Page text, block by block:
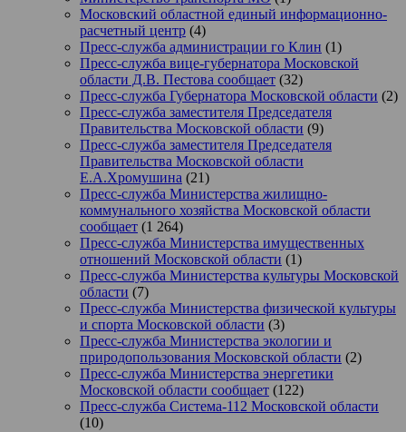
Московский областной единый информационно-
расчетный центр (4)
Пресс-служба администрации го Клин (1)
Пресс-служба вице-губернатора Московской
области Д.В. Пестова сообщает (32)
Пресс-служба Губернатора Московской области (2)
Пресс-служба заместителя Председателя
Правительства Московской области (9)
Пресс-служба заместителя Председателя
Правительства Московской области
Е.А.Хромушина (21)
Пресс-служба Министерства жилищно-
коммунального хозяйства Московской области
сообщает (1 264)
Пресс-служба Министерства имущественных
отношений Московской области (1)
Пресс-служба Министерства культуры Московской
области (7)
Пресс-служба Министерства физической культуры
и спорта Московской области (3)
Пресс-служба Министерства экологии и
природопользования Московской области (2)
Пресс-служба Министерства энергетики
Московской области сообщает (122)
Пресс-служба Система-112 Московской области
(10)